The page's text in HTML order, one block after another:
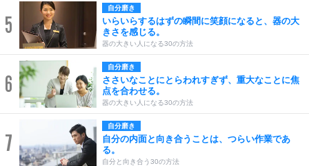
5
自分磨き
いらいらするはずの瞬間に笑顔になると、器の大
きさを感じる。
器の大きい人になる30の方法
6
自分磨き
ささいなことにとらわれすぎず、重大なことに焦
点を合わせる。
器の大きい人になる30の方法
7
自分磨き
自分の内面と向き合うことは、つらい作業であ
る。
自分と向き合う30の方法